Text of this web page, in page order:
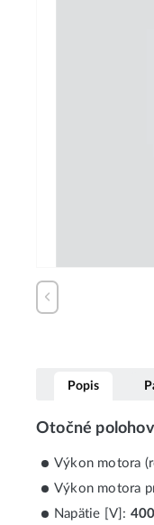
Popis
Otočné
Výkon motora
Výkon motora
Napätie [V]: 400